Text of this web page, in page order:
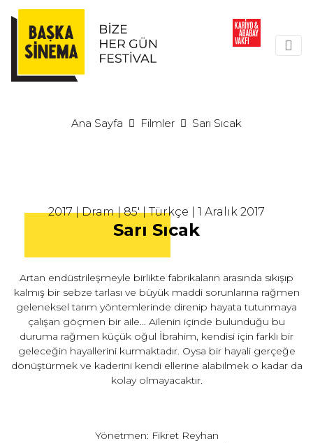
Ana Sayfa Filmler Sarı Sıcak
2017 | Dram | 85' | Türkçe | 1 Aralık 2017
Sarı Sıcak
Artan endüstrileşmeyle birlikte fabrikaların arasında sıkışıp
kalmış bir sebze tarlası ve büyük maddi sorunlarına rağmen
geleneksel tarım yöntemlerinde direnip hayata tutunmaya
çalışan göçmen bir aile… Ailenin içinde bulunduğu bu
duruma rağmen küçük oğul İbrahim, kendisi için farklı bir
geleceğin hayallerini kurmaktadır. Oysa bir hayali gerçeğe
dönüştürmek ve kaderini kendi ellerine alabilmek o kadar da
kolay olmayacaktır.
Yönetmen: Fikret Reyhan